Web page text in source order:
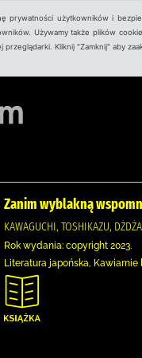
prywatności użytkowników i
Używamy także plików
przeglądarki. Kliknij "Zamknij" aby
Zanim wyblakną
KAWAGUCHI, TOSHIKAZU,
Rok wydania: copyright 2023.
Literatura japońska,